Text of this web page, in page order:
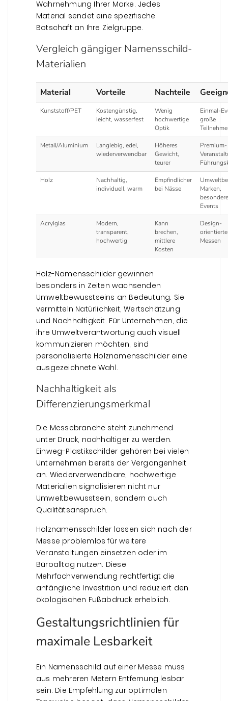
Wahrnehmung Ihrer Marke. Jedes
Material sendet eine spezifische
Botschaft an Ihre Zielgruppe.
Vergleich gängiger Namensschild-
Materialien
Material Vorteile Nachteile
Kunststoff/PET
Kostengünstig,
leicht, wasserfest
Wenig
hochwertige
Optik
Einmal-
große
Metall/Aluminium
Langlebig, edel,
wiederverwendbar
Höheres
Gewicht,
teurer
Premium-
Holz
Nachhaltig,
individuell, warm
Empfindlicher
bei Nässe
Marken,
besondere
Events
Acrylglas
Modern,
transparent,
hochwertig
Kann
brechen,
mittlere
Kosten
Design-
orientierte
Messen
Holz-Namensschilder gewinnen
besonders in Zeiten wachsenden
Umweltbewusstseins an Bedeutung. Sie
vermitteln Natürlichkeit, Wertschätzung
und Nachhaltigkeit. Für Unternehmen, die
ihre Umweltverantwortung auch visuell
kommunizieren möchten, sind
personalisierte Holznamensschilder eine
ausgezeichnete Wahl.
Nachhaltigkeit als
Differenzierungsmerkmal
Die Messebranche steht zunehmend
unter Druck, nachhaltiger zu werden.
Einweg-Plastikschilder gehören bei vielen
Unternehmen bereits der Vergangenheit
an. Wiederverwendbare, hochwertige
Materialien signalisieren nicht nur
Umweltbewusstsein, sondern auch
Qualitätsanspruch.
Holznamensschilder lassen sich nach der
Messe problemlos für weitere
Veranstaltungen einsetzen oder im
Büroalltag nutzen. Diese
Mehrfachverwendung rechtfertigt die
anfängliche Investition und reduziert den
ökologischen Fußabdruck erheblich.
Gestaltungsrichtlinien für
maximale Lesbarkeit
Ein Namensschild auf einer Messe muss
aus mehreren Metern Entfernung lesbar
sein. Die Empfehlung zur optimalen